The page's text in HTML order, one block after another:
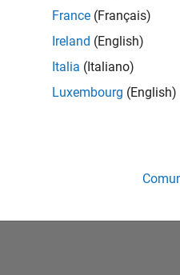
France (Français)
Ireland (English)
Italia (Italiano)
Luxembourg (English)